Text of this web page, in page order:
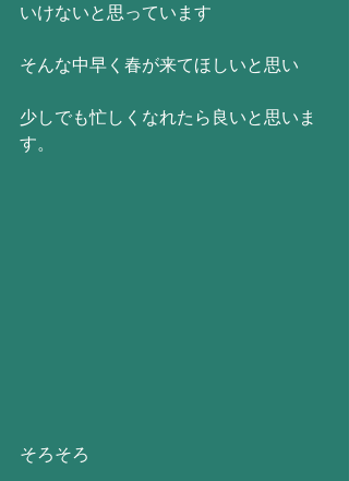
いけないと思っています
そんな中早く春が来てほしいと思い
少しでも忙しくなれたら良いと思いま
す。
そろそろ